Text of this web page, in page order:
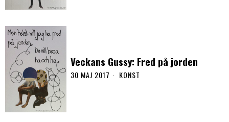
Veckans Gussy: Fred på jorden
30 MAJ 2017 KONST